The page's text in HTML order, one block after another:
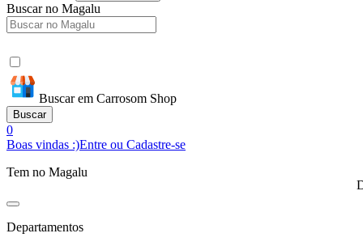
Buscar no Magalu
Buscar em Carrosom Shop
Buscar
0
Boas vindas :)Entre ou Cadastre-se
Tem no Magalu
Departamentos